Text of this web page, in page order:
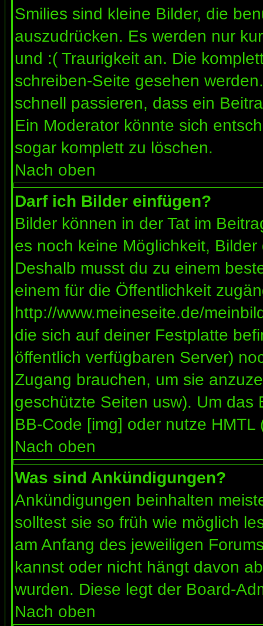
Smilies sind kleine Bilder, die
auszudrücken. Es werden nur
und :( Traurigkeit an. Die
schreiben-Seite gesehen
schnell passieren, dass ein
Ein Moderator könnte sich
sogar komplett zu löschen.
Nach oben
Darf ich Bilder einfügen?
Bilder können in der Tat im
es noch keine Möglichkeit,
Deshalb musst du zu einem
einem für die Öffentlichkeit
http://www.meineseite.de/
die sich auf deiner Festplatte
öffentlich verfügbaren Server)
Zugang brauchen, um sie
geschützte Seiten usw). Um
BB-Code [img] oder nutze HMTL
Nach oben
Was sind Ankündigungen?
Ankündigungen beinhalten
solltest sie so früh wie möglich
am Anfang des jeweiligen
kannst oder nicht hängt davon
wurden. Diese legt der Board-
Nach oben